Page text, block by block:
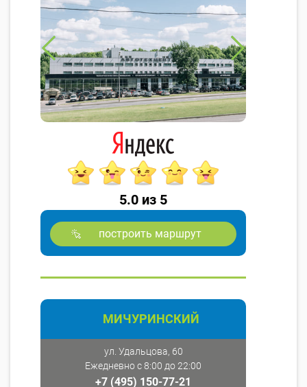
5.0 из 5
построить маршрут
МИЧУРИНСКИЙ
ул. Удальцова, 60
Ежедневно с 8:00 до 22:00
+7 (495) 150-77-21